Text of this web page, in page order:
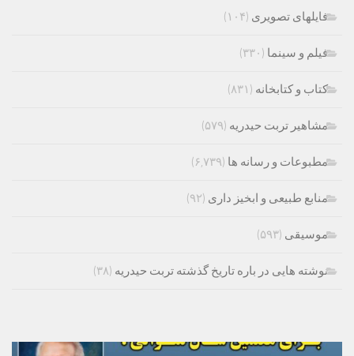
فایلهای تصویری (۱۰۴)
فیلم و سینما (۳۳۰)
کتاب و کتابخانه (۸۳۱)
مشاهیر تربت حیدریه (۵۷۹)
مطبوعات و رسانه ها (۶,۷۳۹)
منابع طبیعی و ابخیز داری (۹۲)
موسیقی (۵۹۳)
نوشته هایی در باره تاریخ گذشته تربت حیدریه (۳۸)